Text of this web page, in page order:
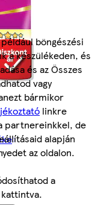
böngészési
a készülékeden, és
és az Összes
vagy
bármikor
linkre
partnereinkkel, de
alapján
az oldalon.
a